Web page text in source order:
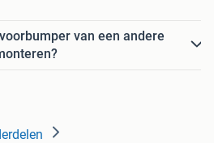
van een andere